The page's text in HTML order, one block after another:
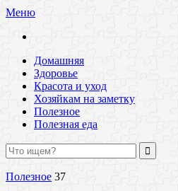
Меню
Домашняя
Здоровье
Красота и уход
Хозяйкам на заметку
Полезное
Полезная еда
Полезное 37